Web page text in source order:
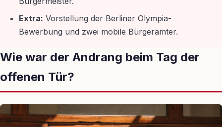
Extra: Vorstellung der Berliner Olympia-
Bewerbung und zwei mobile Bürgerämter.
Wie war der Andrang beim Tag der
offenen Tür?